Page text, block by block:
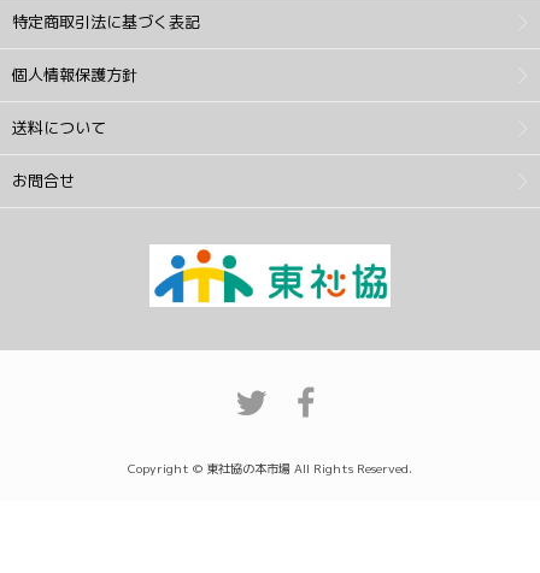
特定商取引法に基づく表記
個人情報保護方針
送料について
お問合せ
Copyright © 東社協の本市場 All Rights Reserved.